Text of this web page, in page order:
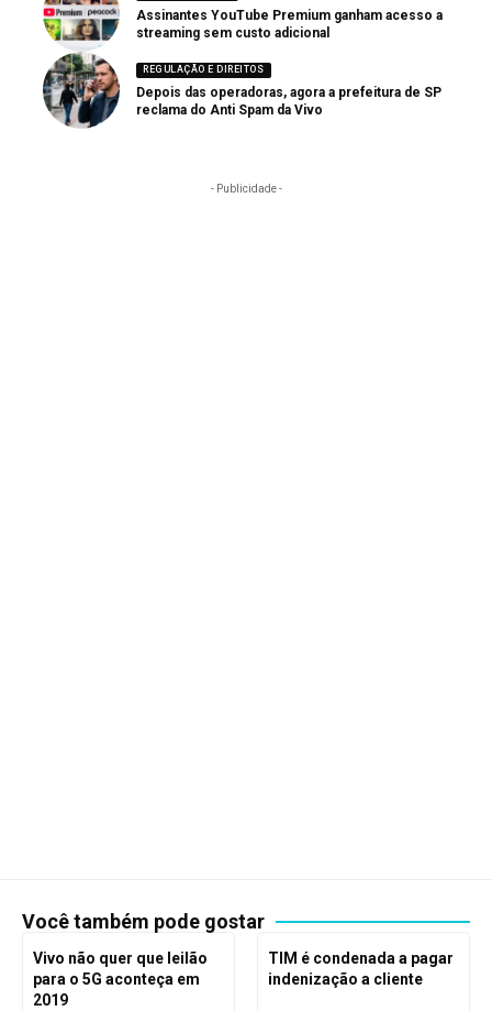
Assinantes YouTube Premium ganham acesso a
streaming sem custo adicional
REGULAÇÃO E DIREITOS
Depois das operadoras, agora a prefeitura de SP
reclama do Anti Spam da Vivo
- Publicidade -
Você também pode gostar
Vivo não quer que leilão
para o 5G aconteça em
2019
TIM é condenada a pagar
indenização a cliente